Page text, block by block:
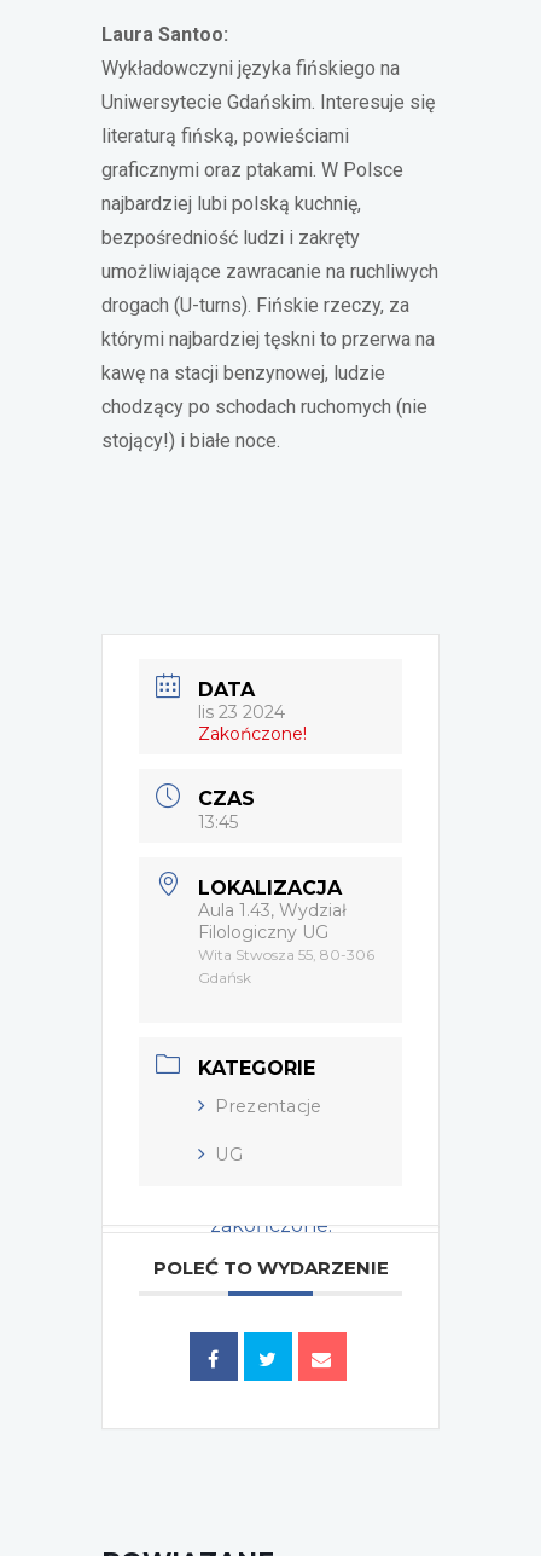
Laura Santoo:
Wykładowczyni języka fińskiego na
Uniwersytecie Gdańskim. Interesuje się
literaturą fińską, powieściami
graficznymi oraz ptakami. W Polsce
najbardziej lubi polską kuchnię,
bezpośredniość ludzi i zakręty
umożliwiające zawracanie na ruchliwych
drogach (U-turns). Fińskie rzeczy, za
którymi najbardziej tęskni to przerwa na
kawę na stacji benzynowej, ludzie
chodzący po schodach ruchomych (nie
stojący!) i białe noce.
DATA
lis 23 2024
Zakończone!
CZAS
13:45
LOKALIZACJA
Aula 1.43, Wydział
Filologiczny UG
Wita Stwosza 55, 80-306
Gdańsk
KATEGORIE
Prezentacje
UG
zakończone.
POLEĆ TO WYDARZENIE